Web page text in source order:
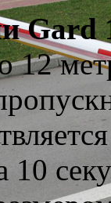
Gard
12
10